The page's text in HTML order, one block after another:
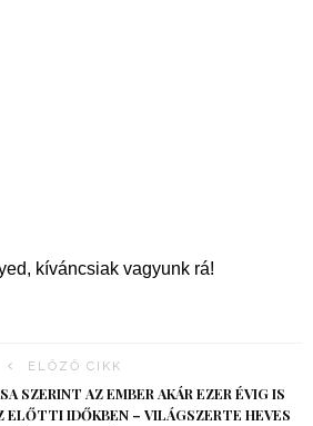
kíváncsiak vagyunk rá!
ELŐZŐ CIKK
SZERINT AZ EMBER AKÁR EZER ÉVIG IS
IDŐKBEN – VILÁGSZERTE HEVES